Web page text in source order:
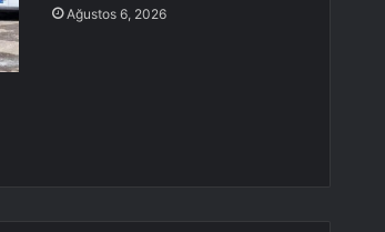
Ağustos 6, 2026